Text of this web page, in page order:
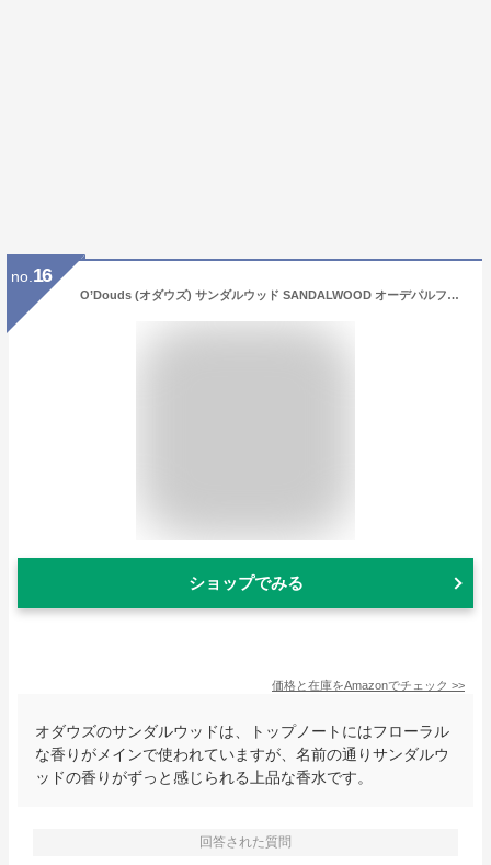
no. 16
O’Douds (オダウズ) サンダルウッド SANDALWOOD オーデパルファン ( 香水 メンズ / レディース ) オールナチュラル/ヴィーガン/フレグランス/白檀 (50ml)
ショップでみる
価格と在庫をAmazonでチェック >>
オダウズのサンダルウッドは、トップノートにはフローラル
な香りがメインで使われていますが、名前の通りサンダルウ
ッドの香りがずっと感じられる上品な香水です。
回答された質問